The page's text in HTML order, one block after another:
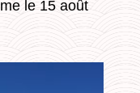
le 15 août